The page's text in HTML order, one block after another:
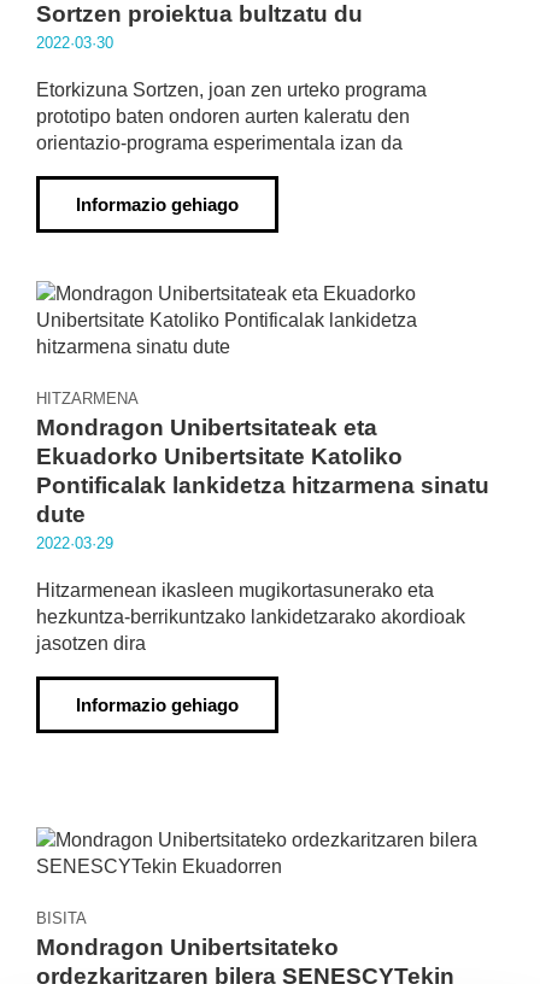
Sortzen proiektua bultzatu du
2022·03·30
Etorkizuna Sortzen, joan zen urteko programa
prototipo baten ondoren aurten kaleratu den
orientazio-programa esperimentala izan da
Informazio gehiago
HITZARMENA
Mondragon Unibertsitateak eta
Ekuadorko Unibertsitate Katoliko
Pontificalak lankidetza hitzarmena sinatu
dute
2022·03·29
Hitzarmenean ikasleen mugikortasunerako eta
hezkuntza-berrikuntzako lankidetzarako akordioak
jasotzen dira
Informazio gehiago
BISITA
Mondragon Unibertsitateko
ordezkaritzaren bilera SENESCYTekin